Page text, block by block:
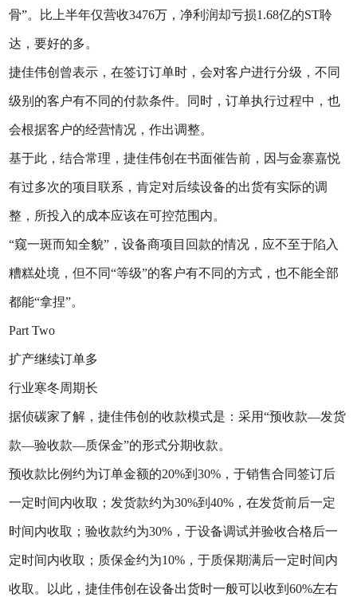
骨”。比上半年仅营收3476万，净利润却亏损1.68亿的ST聆
达，要好的多。
捷佳伟创曾表示，在签订订单时，会对客户进行分级，不同
级别的客户有不同的付款条件。同时，订单执行过程中，也
会根据客户的经营情况，作出调整。
基于此，结合常理，捷佳伟创在书面催告前，因与金寨嘉悦
有过多次的项目联系，肯定对后续设备的出货有实际的调
整，所投入的成本应该在可控范围内。
“窥一斑而知全貌”，设备商项目回款的情况，应不至于陷入
糟糕处境，但不同“等级”的客户有不同的方式，也不能全部
都能“拿捏”。
Part Two
扩产继续订单多
行业寒冬周期长
据侦碳家了解，捷佳伟创的收款模式是：采用“预收款—发货
款—验收款—质保金”的形式分期收款。
预收款比例约为订单金额的20%到30%，于销售合同签订后
一定时间内收取；发货款约为30%到40%，在发货前后一定
时间内收取；验收款约为30%，于设备调试并验收合格后一
定时间内收取；质保金约为10%，于质保期满后一定时间内
收取。以此，捷佳伟创在设备出货时一般可以收到60%左右